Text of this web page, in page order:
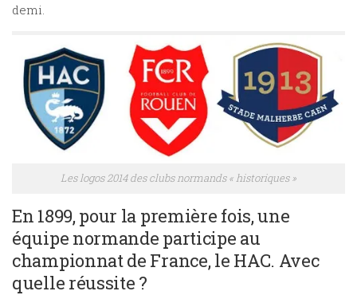
demi.
Les logos 2014 des clubs normands « historiques »
En 1899, pour la première fois, une
équipe normande participe au
championnat de France, le HAC. Avec
quelle réussite ?